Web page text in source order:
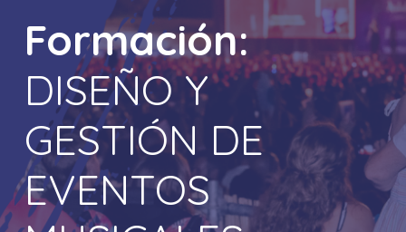
Formación:
DISEÑO Y
GESTIÓN DE
EVENTOS